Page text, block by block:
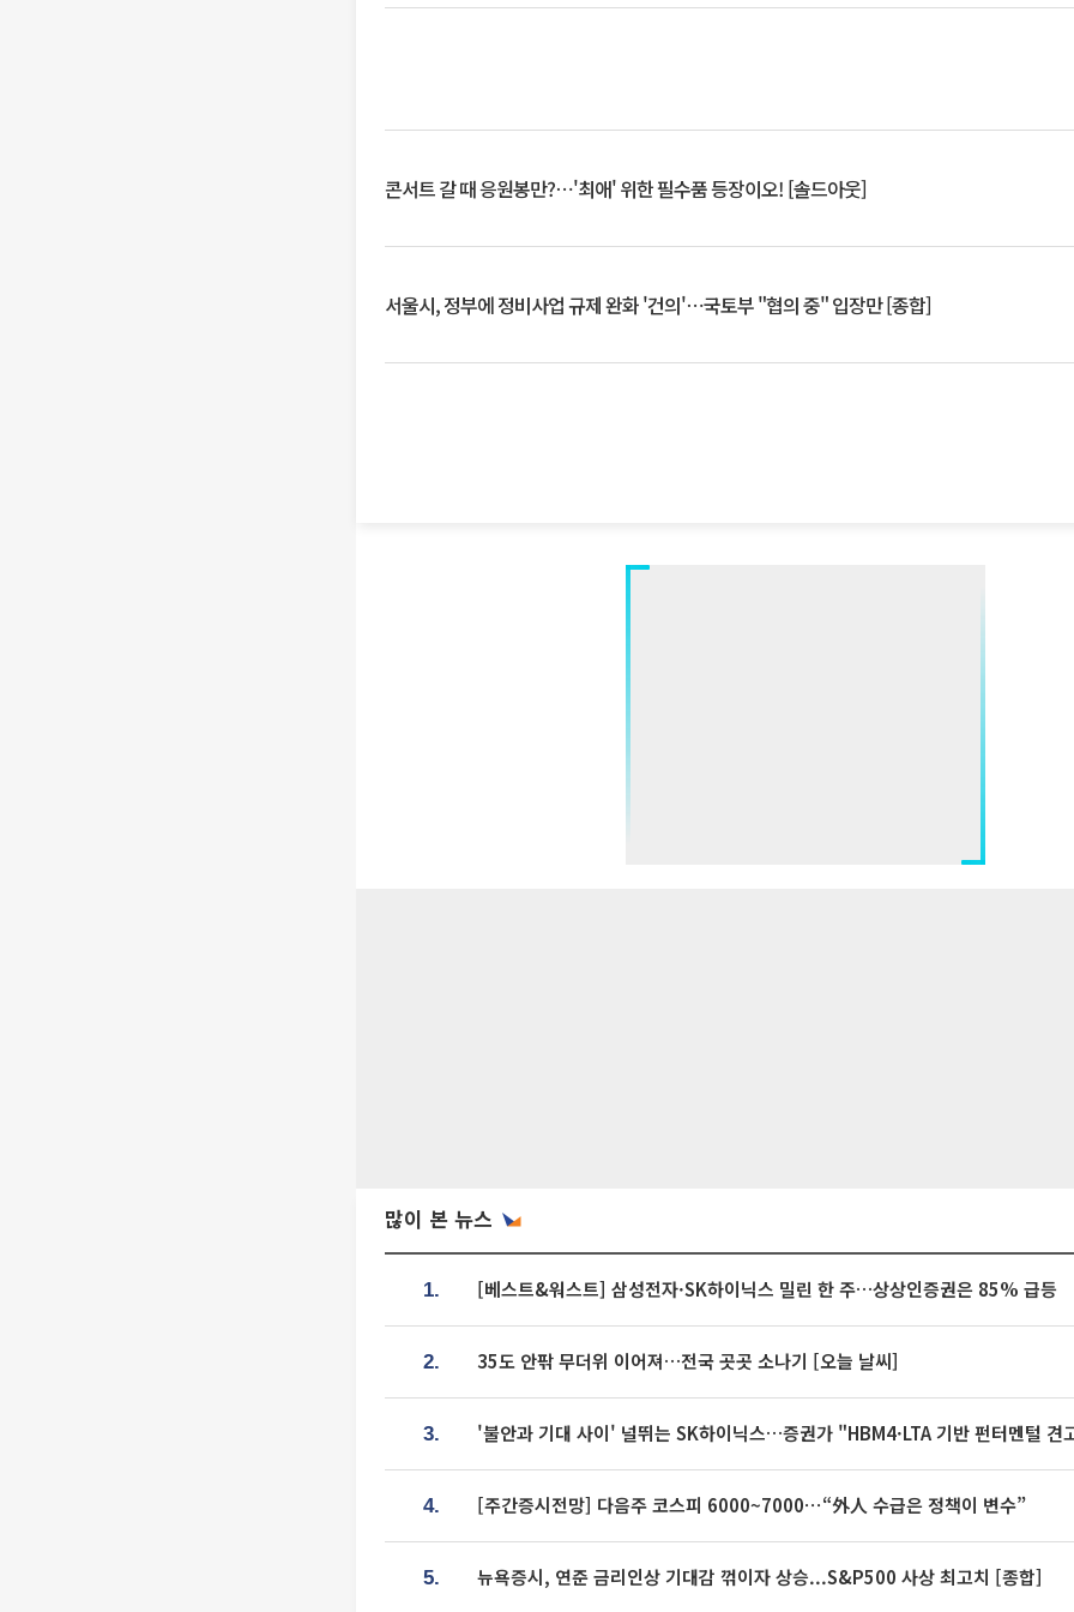
콘서트 갈 때 응원봉만?⋯'최애' 위한 필수품 등장이오! [솔드아웃]
서울시, 정부에 정비사업 규제 완화 '건의'⋯국토부 "협의 중" 입장만 [종합]
많이 본 뉴스
1. [베스트&워스트] 삼성전자·SK하이닉스 밀린 한 주…상상인증권은 85% 급등
2. 35도 안팎 무더위 이어져…전국 곳곳 소나기 [오늘 날씨]
3. '불안과 기대 사이' 널뛰는 SK하이닉스…증권가 "HBM4·LTA 기반 펀터멘털 견
4. [주간증시전망] 다음주 코스피 6000~7000⋯“外人 수급은 정책이 변수”
5. 뉴욕증시, 연준 금리인상 기대감 꺾이자 상승...S&P500 사상 최고치 [종합]